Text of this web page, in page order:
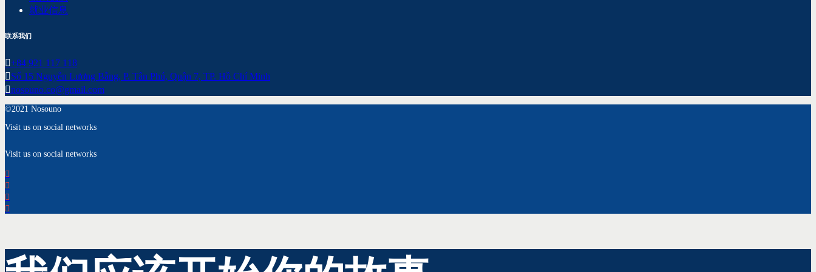
就业信息
联系我们
+84 921 117 118
Số 15 Nguyễn Lương Bằng, P. Tân Phú, Quận 7, TP. Hồ Chí Minh
nosouno.co@gmail.com
©2021 Nosouno
Visit us on social networks
Visit us on social networks